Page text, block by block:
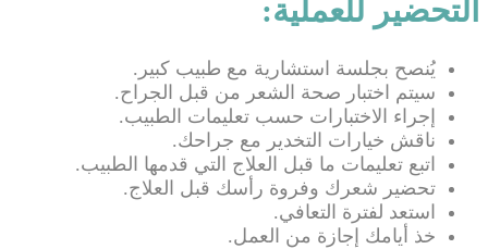
التحضير للعملية:
يُنصح بجلسة استشارية مع طبيب كبير.
سيتم اختبار صحة الشعر من قبل الجراح.
إجراء الاختبارات حسب تعليمات الطبيب.
ناقش خيارات التخدير مع جراحك.
اتبع تعليمات ما قبل العلاج التي قدمها الطبيب.
تحضير شعرك وفروة رأسك قبل العلاج.
استعد لفترة التعافي.
خذ أيامك إجازة من العمل.